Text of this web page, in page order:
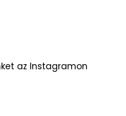
az Instagramon